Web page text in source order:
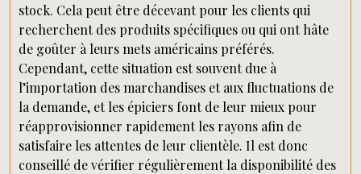
stock. Cela peut être décevant pour les clients qui
recherchent des produits spécifiques ou qui ont hâte
de goûter à leurs mets américains préférés.
Cependant, cette situation est souvent due à
l’importation des marchandises et aux fluctuations de
la demande, et les épiciers font de leur mieux pour
réapprovisionner rapidement les rayons afin de
satisfaire les attentes de leur clientèle. Il est donc
conseillé de vérifier régulièrement la disponibilité des